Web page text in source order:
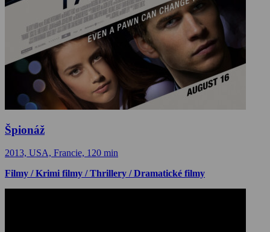
Špionáž
2013, USA, Francie, 120 min
Filmy / Krimi filmy / Thrillery / Dramatické filmy